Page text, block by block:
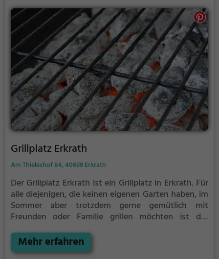
Grillplatz Erkrath
Am Thieleshof 84, 40699 Erkrath
Der Grillplatz Erkrath ist ein Grillplatz in Erkrath. Für
alle diejenigen, die keinen eigenen Garten haben, im
Sommer aber trotzdem gerne gemütlich mit
Freunden oder Familie grillen möchten ist der
Holzkohle.
Mehr erfahren